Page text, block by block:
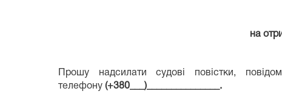
на
Прошу надсилати судові повістки,
телефону (+380___)_______________.